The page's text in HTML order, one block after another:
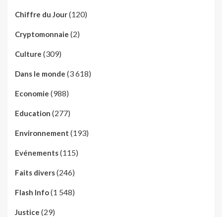
Chiffre du Jour(120)
Cryptomonnaie (2)
Culture (309)
Dans le monde (3 618)
Economie (988)
Education (277)
Environnement (193)
Evénements(115)
Faits divers(246)
Flash Info(1 548)
Justice (29)